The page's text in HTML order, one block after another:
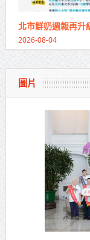
北市鮮奶週報再升
2026-08-04
圖片